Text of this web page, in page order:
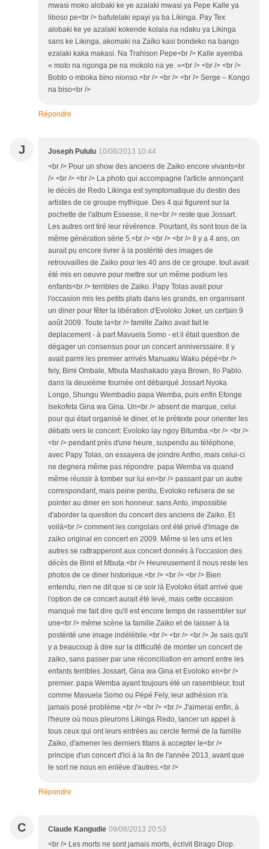
mwasi moko alobaki ke ye azalaki mwasi ya Pepe Kalle ya
liboso pe<br /> bafutelaki epayi ya ba Likinga. Pay Tex
alobaki ke ye azalaki kokende kolala na ndaku ya Likinga
sans ke Likinga, akomaki na Zaïko kasi bondeko na bango
ezalaki kaka makasi. Na Trahison Pepe<br /> Kalle ayemba
« moto na ngonga pe na mokolo na ye. »<br /> <br /> <br />
Bobto o mboka bino nionso.<br /> <br /> <br /> Serge – Kongo
na biso<br />
Répondre
J Joseph Pululu 10/08/2013 10:44
<br /> Pour un show des anciens de Zaiko encore vivants<br
/> <br /> <br /> La photo qui accompagne l'article annonçant
le décès de Redo Likinga est symptomatique du destin des
artistes de ce groupe mythique. Des 4 qui figurent sur la
pochette de l'album Essesse, il ne<br /> reste que Jossart.
Les autres ont tiré leur révérence. Pourtant, ils sont tous de la
même génération série 5.<br /> <br /> <br /> Il y a 4 ans, on
aurait pu encore livrer à la postérité des images de
retrouvailles de Zaiko pour les 40 ans de ce groupe. tout avait
été mis en oeuvre pour mettre sur un même podium les
enfants<br /> terribles de Zaiko. Papy Tolas avait pour
l'occasion mis les petits plats dans les grands, en organisant
un diner pour fêter la libération d'Evoloko Joker, un certain 9
août 2009. Toute la<br /> famille Zaiko avait fait le
deplacement - à part Mavuela Somo - et il était question de
dégager un consensus pour un concert anniverssaire. Il y
avait parmi les premier arrivés Manuaku Waku pépé<br />
fely, Bimi Ombale, Mbuta Mashakado yaya Brown, Ilo Pablo.
dans la deuxième fournée ont débarqué Jossart Nyoka
Longo, Shungu Wembadio papa Wemba, puis enfin Efonge
Isekofeta Gina wa Gina. Un<br /> absent de marque, celui
pour qui était organisé le diner, et le prétexte pour orienter les
débats vers le concert: Evoloko lay ngoy Bitumba.<br /> <br />
<br /> pendant près d'une heure, suspendu au téléphone,
avec Papy Tolas, on essayera de joindre Antho, mais celui-ci
ne degnera même pas répondre. papa Wemba va quand
même réussir à tomber sur lui en<br /> passant par un autre
correspondant, mais peine perdu, Evoloko refusera de se
pointer au diner en son honneur. sans Anto, impossible
d'aborder la question du concert des anciens de Zaiko. Et
voilà<br /> comment les congolais ont été privé d'image de
zaiko original en concert en 2009. Même si les uns et les
autres se rattrapperont aux concert donnés à l'occasion des
décès de Bimi et Mbuta.<br /> Heureusement il nous reste les
photos de ce diner historique.<br /> <br /> <br /> Bien
entendu, rien ne dit que si ce soir là Evoloko était arrivé que
l'option de ce concert aurait été levé, mais cette occasion
manqué me fait dire qu'il est encore temps de rassembler sur
une<br /> même scène la famille Zaiko et de laisser à la
postérité une image indélébile.<br /> <br /> <br /> Je sais qu'il
y a beaucoup à dire sur la difficulté de monter un concert de
zaiko, sans passer par une réconciliation en amont entre les
enfants terribles Jossart, Gina wa Gina et Evoloko en<br />
premier. papa Wemba ayant toujours été un rasembleur, tout
comme Mavuela Somo ou Pépé Fely, leur adhésion n'a
jamais posé problème.<br /> <br /> <br /> J'aimerai enfin, à
l'heure où nous pleurons Likinga Redo, lancer un appel à
tous ceux qui ont leurs entrées au cercle fermé de la famille
Zaiko, d'amener les derniers titans à accepter le<br />
principe d'un concert d'ici à la fin de l'année 2013, avant que
le sort ne nous en enlève d'autres.<br />
Répondre
C Claude Kangudie 09/08/2013 20:53
<br /> Les morts ne sont jamais morts, écrivit Birago Diop.